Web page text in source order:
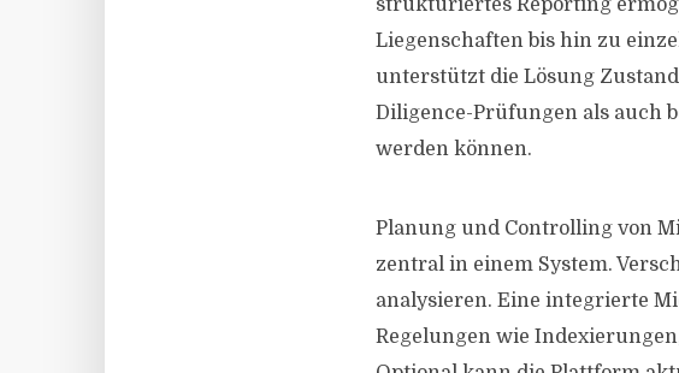
strukturiertes Reporting
Liegenschaften bis hin zu
unterstützt die Lösung
Diligence-Prüfungen als auch
werden können.
Planung und Controlling von
zentral in einem System.
analysieren. Eine integrierte
Regelungen wie